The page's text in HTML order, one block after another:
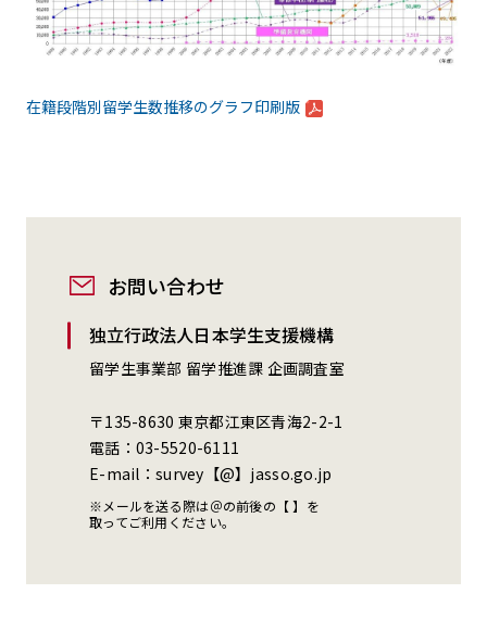
在籍段階別留学生数推移のグラフ印刷版
お問い合わせ
独立行政法人日本学生支援機構
留学生事業部 留学推進課 企画調査室
〒135-8630 東京都江東区青海2-2-1
電話：03-5520-6111
E-mail：survey【@】jasso.go.jp
※メールを送る際は＠の前後の【 】を
取ってご利用ください。